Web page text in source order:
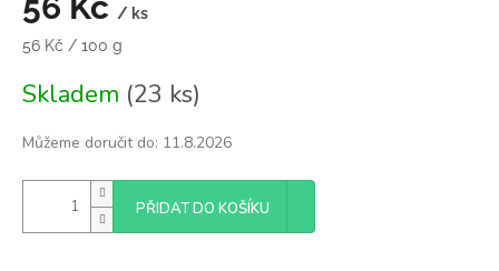
/ ks
Měrná
56 Kč / 100 g
Skladem (23 ks)
Můžeme doručit do: 11.8.2026
PŘIDAT DO KOŠÍKU